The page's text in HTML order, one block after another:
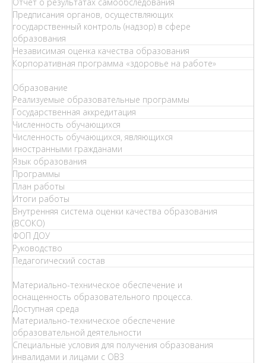
Предписания органов, осуществляющих
государственный контроль (надзор) в сфере
образования
Независимая оценка качества образования
Корпоративная программа «здоровье на работе»
Образование
Реализуемые образовательные программы
Государственная аккредитация
Численность обучающихся
Численность обучающихся, являющихся
иностранными гражданами
Язык образования
Программы
План работы
Итоги работы
Внутренняя система оценки качества образования
(ВСОКО)
ФОП ДОУ
Руководство
Педагогический состав
Материально-техническое обеспечение и
оснащенность образовательного процесса.
Доступная среда
Материально-техническое обеспечение
образовательной деятельности
Специальные условия для получения образования
инвалидами и лицами с ОВЗ